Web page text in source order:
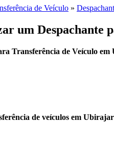
de Veículo »
um Despachante
Transferência de Veículo
de veículos em